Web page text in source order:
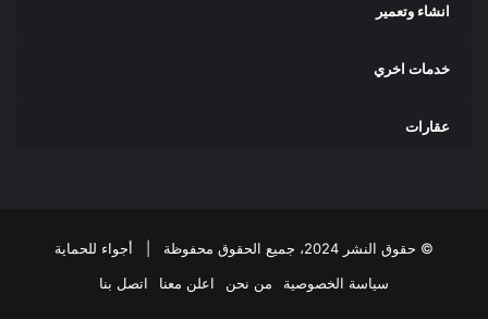
انشاء وتعمير
خدمات اخري
عقارات
© حقوق النشر 2024، جميع الحقوق محفوظة |
أجواء للحماية
سياسة الخصوصية
من نحن اعلن معنا اتصل بنا